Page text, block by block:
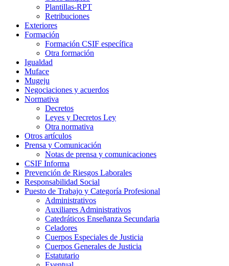
Plantillas-RPT
Retribuciones
Exteriores
Formación
Formación CSIF específica
Otra formación
Igualdad
Muface
Mugeju
Negociaciones y acuerdos
Normativa
Decretos
Leyes y Decretos Ley
Otra normativa
Otros artículos
Prensa y Comunicación
Notas de prensa y comunicaciones
CSIF Informa
Prevención de Riesgos Laborales
Responsabilidad Social
Puesto de Trabajo y Categoría Profesional
Administrativos
Auxiliares Administrativos
Catedráticos Enseñanza Secundaria
Celadores
Cuerpos Especiales de Justicia
Cuerpos Generales de Justicia
Estatutario